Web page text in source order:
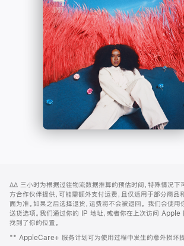
-
Apple
Music
打
开)
页
页
脚
注
∆∆ 三小时为根据过往物流数据推算的预估时间，特殊情况下
方合作伙伴提供，可能需额外支付运费，且仅适用于部分商品
面为准。如果之后选择退货，运费将不会被退回。 我们会使用
送货选项。我们通过你的 IP 地址，或者你在上次访问 Apple
找到了你的位置。
** AppleCare+ 服务计划可为使用过程中发生的意外损坏提